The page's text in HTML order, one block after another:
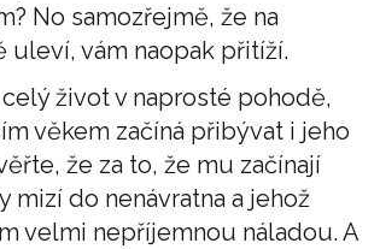
No samozřejmě, že na
uleví, vám naopak přitíží.
život v naprosté pohodě,
věkem začíná přibývat i jeho
že za to, že mu začínají
mizí do nenávratna a jehož
velmi nepříjemnou náladou. A